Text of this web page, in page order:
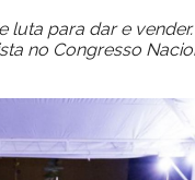
luta para dar e
no Congresso